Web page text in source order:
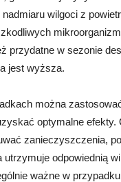
wilgoci z
przydatne w sezonie
jest wyższa.
można
optymalne
zanieczyszczenia,
odpowiednią
ważne w